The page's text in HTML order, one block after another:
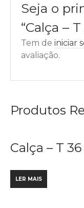
Seja o
“Calça –
Tem de iniciar
avaliação.
Produtos
Calça – T
LER MAIS